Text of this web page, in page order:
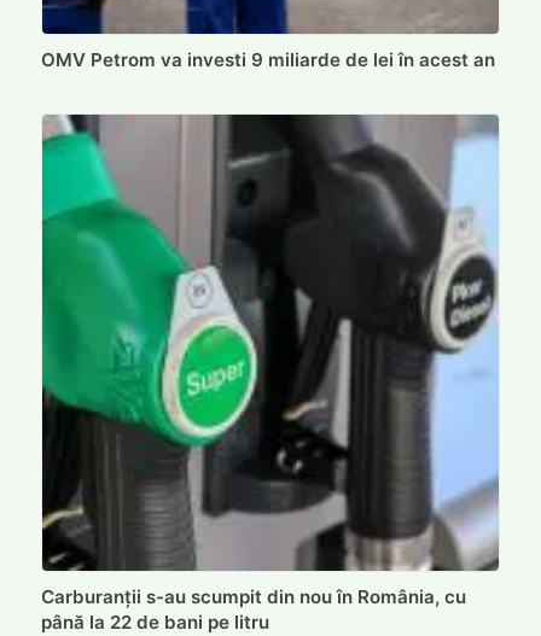
OMV Petrom va investi 9 miliarde de lei în acest an
Carburanții s-au scumpit din nou în România, cu
până la 22 de bani pe litru